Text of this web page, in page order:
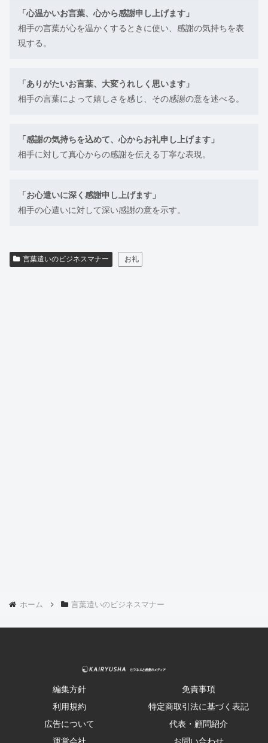
「心温かいお言葉、心から感謝申し上げます」
相手の言葉が心を温かくするときに使い、感謝の気持ちを表
現する。
「ありがたいお言葉、大変うれしく思います」
相手の言葉によって嬉しさを感じ、その感謝の意を述べる。
「感謝の気持ちを込めて、心からお礼申し上げます」
相手に対して真心からの感謝を伝える丁寧な表現。
「お心遣いに深く感謝申し上げます」
相手の心遣いに対して深い感謝の意を示す。
言葉遣いのビジネスマナー お礼
ホーム 言葉遣いのビジネスマナー
編集方針
免責事項
利用規約
特定商取引法に基づく表記
広告について
代表・顧問紹介
運営会社
お問い合わせ